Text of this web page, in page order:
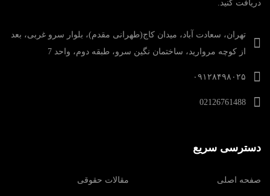
دریافت کنید.
تهران، سعادت آباد، میدان کاج(طهرانی مقدم)، بلوار سرو غربی، بعد
از کوچه مروارید، ساختمان نگین سرو، طبقه دوم، واحد 7
۰۹۱۲۸۴۹۸۰۲۵
02126761488
دسترسی سریع
صفحه اصلی مقالات حقوقی